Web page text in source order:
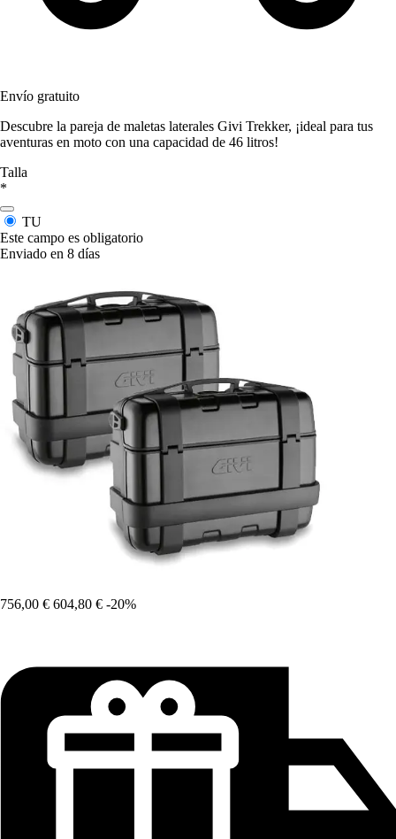
Envío gratuito
Descubre la pareja de maletas laterales Givi Trekker, ¡ideal para tus
aventuras en moto con una capacidad de 46 litros!
Talla
*
TU
Este campo es obligatorio
Enviado en 8 días
756,00 € 604,80 € -20%